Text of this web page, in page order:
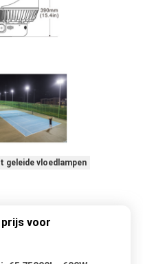
geleide vloedlampen
voor